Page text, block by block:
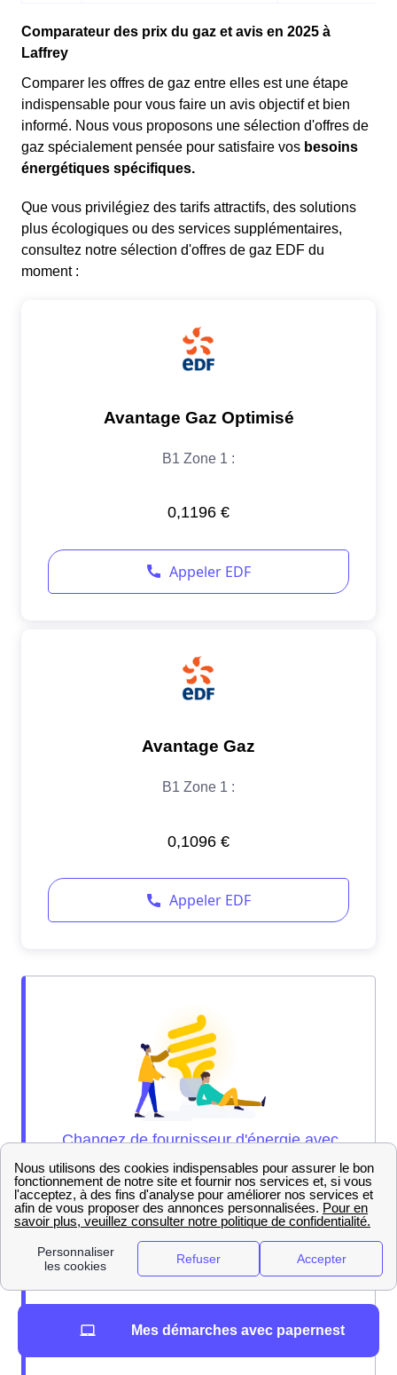
Comparateur des prix du gaz et avis en 2025 à
Laffrey
Comparer les offres de gaz entre elles est une étape
indispensable pour vous faire un avis objectif et bien
informé. Nous vous proposons une sélection d'offres de
gaz spécialement pensée pour satisfaire vos besoins
énergétiques spécifiques.
Que vous privilégiez des tarifs attractifs, des solutions
plus écologiques ou des services supplémentaires,
consultez notre sélection d'offres de gaz EDF du
moment :
l'offre de gaz parfaite pour vous !
Mes démarches avec papernest